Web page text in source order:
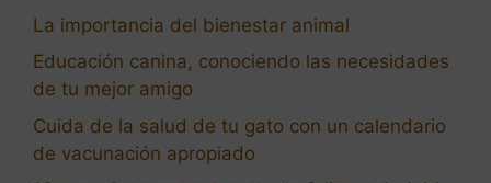
La importancia del bienestar animal
Educación canina, conociendo las necesidades
de tu mejor amigo
Cuida de la salud de tu gato con un calendario
de vacunación apropiado